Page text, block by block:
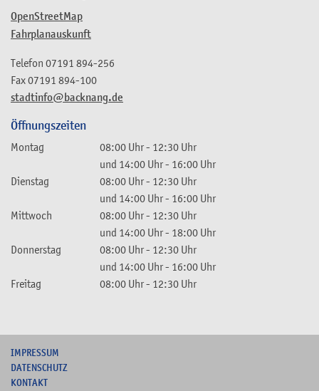
OpenStreetMap
Fahrplanauskunft
stadtinfo@backnang.de
Telefon 07191 894-256
Fax07191 894-100
Öffnungszeiten
Montag 08:00 Uhr- 12:30 Uhr
und 14:00 Uhr- 16:00 Uhr
Dienstag
08:00 Uhr- 12:30 Uhr
und 14:00 Uhr- 16:00 Uhr
Mittwoch
08:00 Uhr- 12:30 Uhr
und 14:00 Uhr- 18:00 Uhr
Donnerstag
08:00 Uhr- 12:30 Uhr
und 14:00 Uhr- 16:00 Uhr
Freitag
08:00 Uhr- 12:30 Uhr
IMPRESSUM
DATENSCHUTZ
KONTAKT